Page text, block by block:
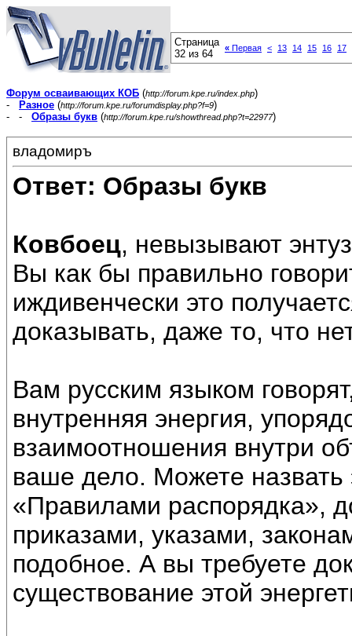
Страница
32 из 64
« Первая < 13 14 15 16 17
Форум осваивающих КОБ (http://forum.kpe.ru/index.php)
-
Разное (http://forum.kpe.ru/forumdisplay.php?f=9)
- - Образы букв (http://forum.kpe.ru/showthread.php?t=22977)
владомиръ
Ответ: Образы букв
Ковбоец, невызывают
Вы как бы правильно
иждивенчески это
доказывать, даже то, что
Вам русским языком
внутренняя энергия,
взаимоотношения внутри
ваше дело. Можете назвать
«Правилами распорядка»,
приказами, указами,
подобное. А вы требуете
существование этой